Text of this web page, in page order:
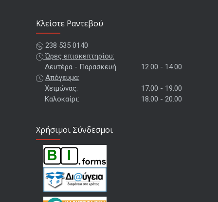
Kλείστε Ραντεβού
238 535 0140
Ώρες επισκεπτηρίου:
Δευτέρα - Παρασκευή
12.00 - 14.00
Απόγευμα:
Χειμώνας:
17.00 - 19.00
Καλοκαίρι:
18.00 - 20.00
Χρήσιμοι Σύνδεσμοι